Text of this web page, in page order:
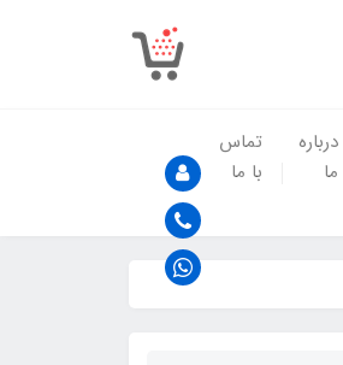
درباره
ما
تماس
با ما